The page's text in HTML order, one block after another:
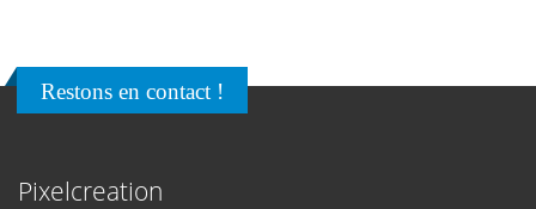
Restons en contact !
Pixelcreation